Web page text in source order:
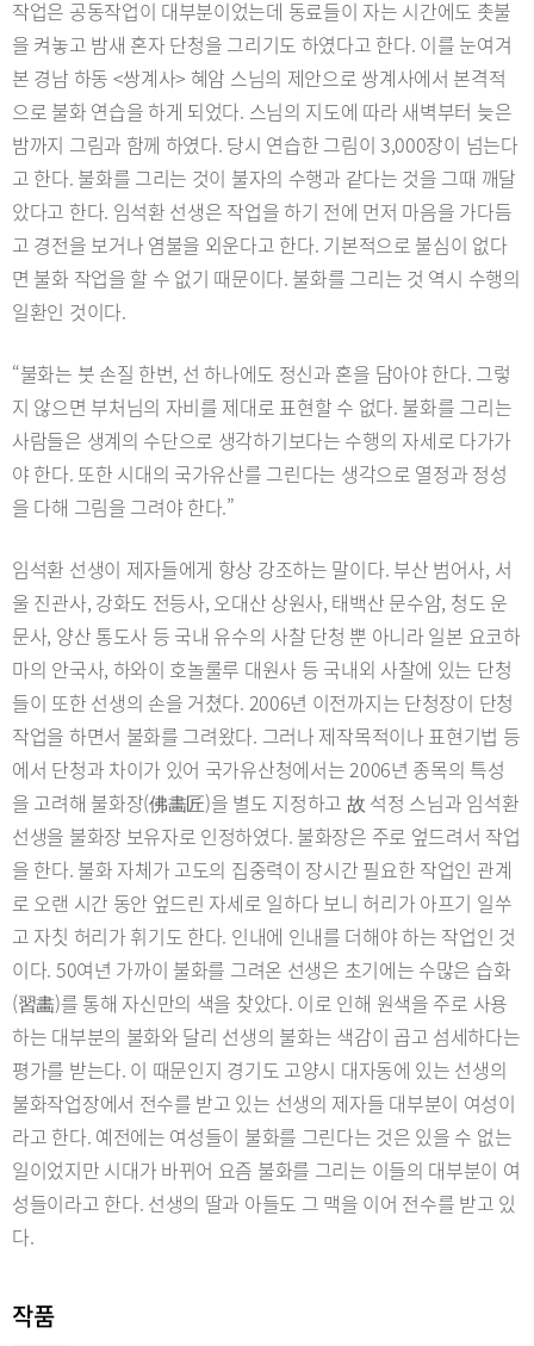
작업은 공동작업이 대부분이었는데 동료들이 자는 시간에도 촛불
을 켜놓고 밤새 혼자 단청을 그리기도 하였다고 한다. 이를 눈여겨
본 경남 하동 <쌍계사> 혜암 스님의 제안으로 쌍계사에서 본격적
으로 불화 연습을 하게 되었다. 스님의 지도에 따라 새벽부터 늦은
밤까지 그림과 함께 하였다. 당시 연습한 그림이 3,000장이 넘는다
고 한다. 불화를 그리는 것이 불자의 수행과 같다는 것을 그때 깨달
았다고 한다. 임석환 선생은 작업을 하기 전에 먼저 마음을 가다듬
고 경전을 보거나 염불을 외운다고 한다. 기본적으로 불심이 없다
면 불화 작업을 할 수 없기 때문이다. 불화를 그리는 것 역시 수행의
일환인 것이다.
“불화는 붓 손질 한번, 선 하나에도 정신과 혼을 담아야 한다. 그렇
지 않으면 부처님의 자비를 제대로 표현할 수 없다. 불화를 그리는
사람들은 생계의 수단으로 생각하기보다는 수행의 자세로 다가가
야 한다. 또한 시대의 국가유산를 그린다는 생각으로 열정과 정성
을 다해 그림을 그려야 한다.”
임석환 선생이 제자들에게 항상 강조하는 말이다. 부산 범어사, 서
울 진관사, 강화도 전등사, 오대산 상원사, 태백산 문수암, 청도 운
문사, 양산 통도사 등 국내 유수의 사찰 단청 뿐 아니라 일본 요코하
마의 안국사, 하와이 호놀룰루 대원사 등 국내외 사찰에 있는 단청
들이 또한 선생의 손을 거쳤다. 2006년 이전까지는 단청장이 단청
작업을 하면서 불화를 그려왔다. 그러나 제작목적이나 표현기법 등
에서 단청과 차이가 있어 국가유산청에서는 2006년 종목의 특성
을 고려해 불화장(佛畵匠)을 별도 지정하고 故 석정 스님과 임석환
선생을 불화장 보유자로 인정하였다. 불화장은 주로 엎드려서 작업
을 한다. 불화 자체가 고도의 집중력이 장시간 필요한 작업인 관계
로 오랜 시간 동안 엎드린 자세로 일하다 보니 허리가 아프기 일쑤
고 자칫 허리가 휘기도 한다. 인내에 인내를 더해야 하는 작업인 것
이다. 50여년 가까이 불화를 그려온 선생은 초기에는 수많은 습화
(習畵)를 통해 자신만의 색을 찾았다. 이로 인해 원색을 주로 사용
하는 대부분의 불화와 달리 선생의 불화는 색감이 곱고 섬세하다는
평가를 받는다. 이 때문인지 경기도 고양시 대자동에 있는 선생의
불화작업장에서 전수를 받고 있는 선생의 제자들 대부분이 여성이
라고 한다. 예전에는 여성들이 불화를 그린다는 것은 있을 수 없는
일이었지만 시대가 바뀌어 요즘 불화를 그리는 이들의 대부분이 여
성들이라고 한다. 선생의 딸과 아들도 그 맥을 이어 전수를 받고 있
다.
작품